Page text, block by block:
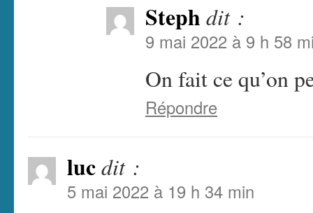
Steph dit :
9 mai 2022 à 9 h 58
On fait ce qu’on
Répondre
lucdit :
5 mai 2022 à 19 h 34 min